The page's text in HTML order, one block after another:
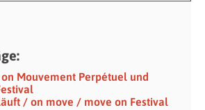
Mouvement Perpétuel und
/ on move / move on Festival